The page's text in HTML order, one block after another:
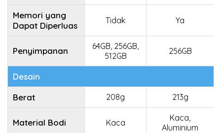
Memori yang
Dapat Diperluas
Tidak Ya
Penyimpanan
64GB, 256GB,
512GB
256GB
Desain
Berat
208g 213g
Material Bodi Kaca
Kaca,
Aluminium